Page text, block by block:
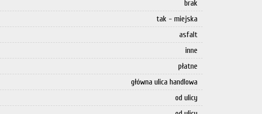
brak
tak - miejska
asfalt
inne
płatne
główna ulica handlowa
od ulicy